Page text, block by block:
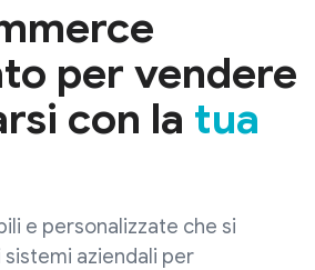
per vendere
con la tua
e personalizzate che si
aziendali per